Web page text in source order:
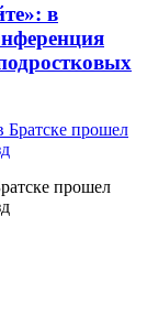
в
прошел